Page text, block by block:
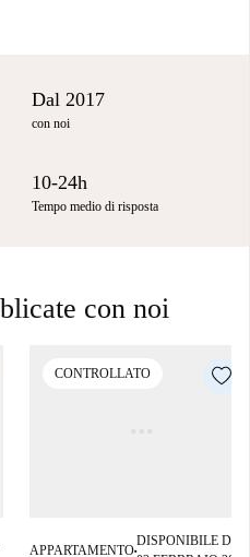
Dal 2017
con noi
10-24h
Tempo medio di risposta
con noi
CONTROLLATO
APPARTAMENTO■
DISPONIBILE DAL